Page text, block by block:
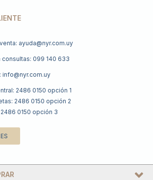
ayuda@nyr.com.uy
consultas: 099 140 633
info@nyr.com.uy
2486 0150 opción 1
2486 0150 opción 2
0150 opción 3